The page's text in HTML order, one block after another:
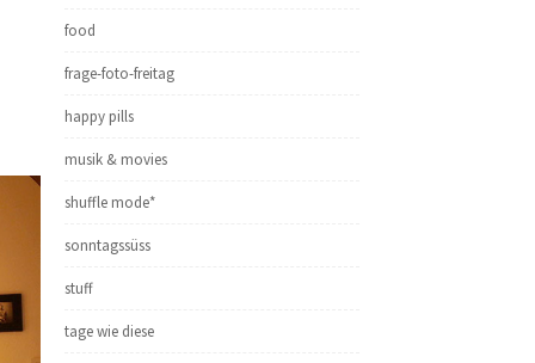
food
frage-foto-freitag
happy pills
musik & movies
shuffle mode*
sonntagssüss
stuff
tage wie diese